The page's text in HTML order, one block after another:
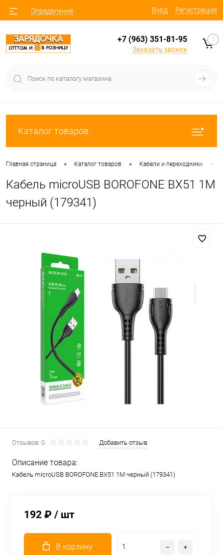
Вход Регистрация
Определение
+7 (963) 351-81-95
Заказать звонок
0
Каталог товаров
Главная страница • Каталог товаров • Кабели и переходники •
Кабель microUSB BOROFONE BX51 1M
черный (179341)
Отзывов: 0 Добавить отзыв
Описание товара:
Кабель microUSB BOROFONE BX51 1M черный (179341)
192 ₽ / шт
В корзину